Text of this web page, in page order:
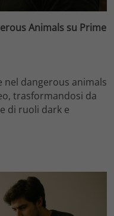
Animals su Prime
nel dangerous animals
trasformandosi da
di ruoli dark e